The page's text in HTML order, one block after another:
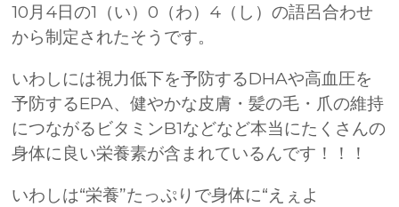
10月4日の1（い）0（わ）4（し）の語呂合わせ
から制定されたそうです。
いわしには視力低下を予防するDHAや高血圧を
予防するEPA、健やかな皮膚・髪の毛・爪の維持
につながるビタミンB1などなど本当にたくさんの
身体に良い栄養素が含まれているんです！！！
いわしは“栄養”たっぷりで身体に“えぇよ